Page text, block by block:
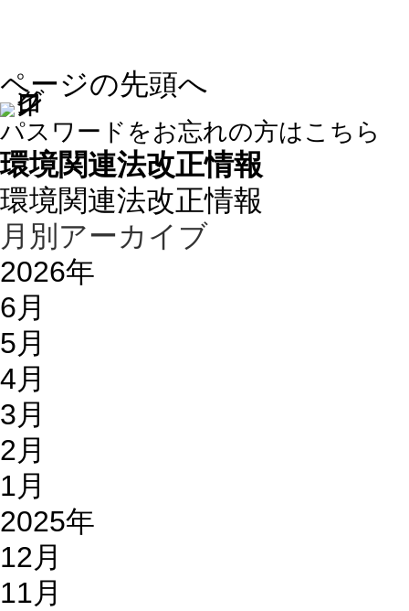
ページの先頭へ
パスワードをお忘れの方はこちら
環境関連法改正情報
環境関連法改正情報
月別アーカイブ
2026年
6月
5月
4月
3月
2月
1月
2025年
12月
11月